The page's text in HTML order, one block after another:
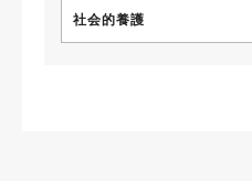
社会的養護